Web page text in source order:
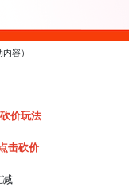
容）
价玩法
击砍价
减